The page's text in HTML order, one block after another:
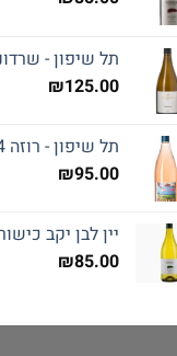
תל שיפון - שרדונה,
₪125.00
תל שיפון - רוזה 2024
₪95.00
יין לבן יקב
₪85.00